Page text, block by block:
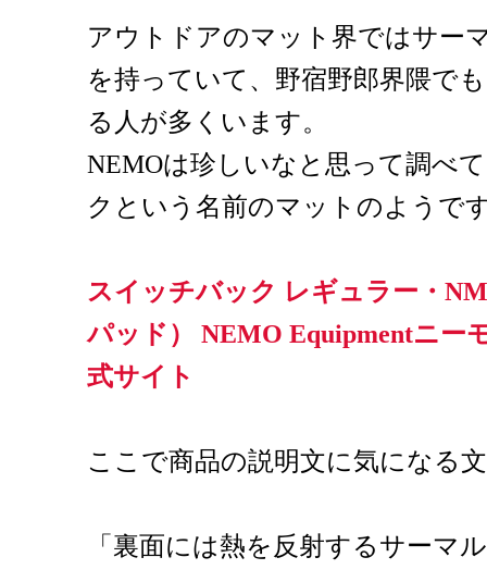
アウトドアのマット界ではサー
を持っていて、野宿野郎界隈で
る人が多くいます。
NEMOは珍しいなと思って調べ
クという名前のマットのようで
スイッチバック レギュラー・
パッド） NEMO Equipmentニー
式サイト
ここで商品の説明文に気になる
「裏面には熱を反射するサーマ